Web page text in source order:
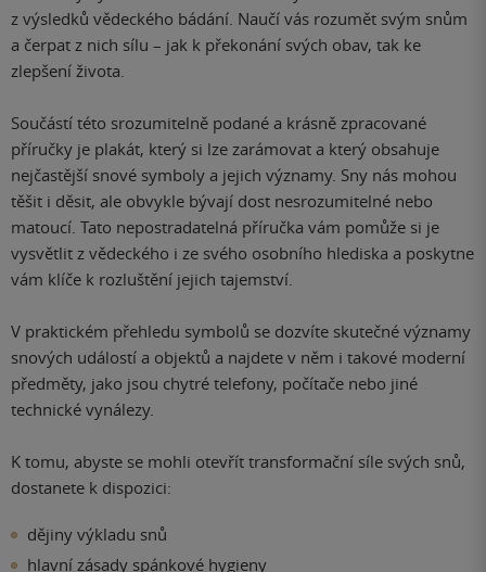
z výsledků vědeckého bádání. Naučí vás rozumět svým snům
a čerpat z nich sílu – jak k překonání svých obav, tak ke
zlepšení života.
Součástí této srozumitelně podané a krásně zpracované
příručky je plakát, který si lze zarámovat a který obsahuje
nejčastější snové symboly a jejich významy. Sny nás mohou
těšit i děsit, ale obvykle bývají dost nesrozumitelné nebo
matoucí. Tato nepostradatelná příručka vám pomůže si je
vysvětlit z vědeckého i ze svého osobního hlediska a poskytne
vám klíče k rozluštění jejich tajemství.
V praktickém přehledu symbolů se dozvíte skutečné významy
snových událostí a objektů a najdete v něm i takové moderní
předměty, jako jsou chytré telefony, počítače nebo jiné
technické vynálezy.
K tomu, abyste se mohli otevřít transformační síle svých snů,
dostanete k dispozici:
dějiny výkladu snů
hlavní zásady spánkové hygieny